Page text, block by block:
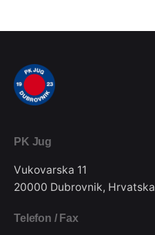
PK Jug
Vukovarska 11
20000 Dubrovnik, Hrvatska
Telefon / Fax